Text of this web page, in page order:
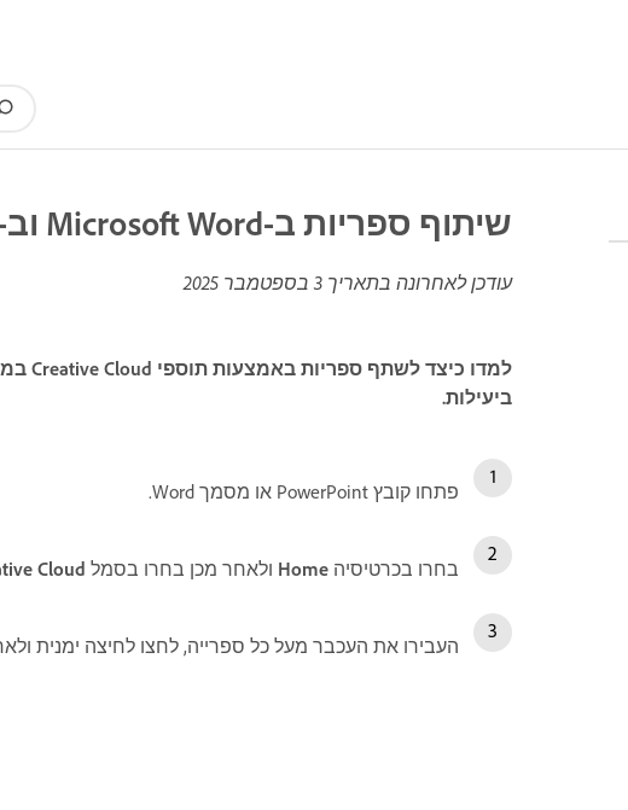
שיתוף ספריות ב-Microsoft Word וב-PowerPoint
עודכן לאחרונה בתאריך 3 בספטמבר 2025
ביעילות.
פתחו קובץ PowerPoint או מסמך Word.
בחרו בכרטיסיה Home ולאחר מכן בחרו בסמל Cloud
העבירו את העכבר מעל כל ספרייה, לחצו לחיצה ימנית